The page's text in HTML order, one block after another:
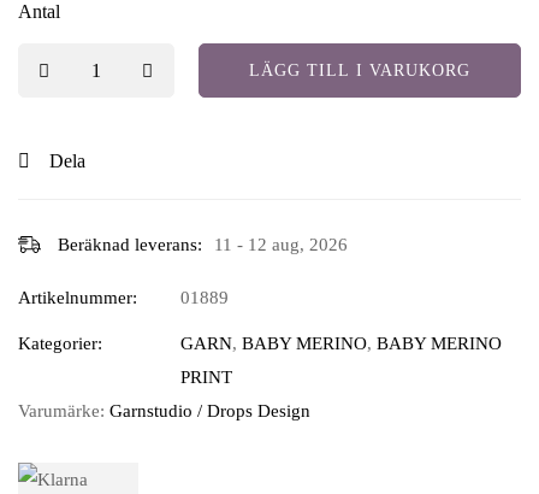
Antal
LÄGG TILL I VARUKORG
Dela
Beräknad leverans: 11 - 12 aug, 2026
Artikelnummer: 01889
Kategorier: GARN, BABY MERINO, BABY MERINO
PRINT
Varumärke: Garnstudio / Drops Design